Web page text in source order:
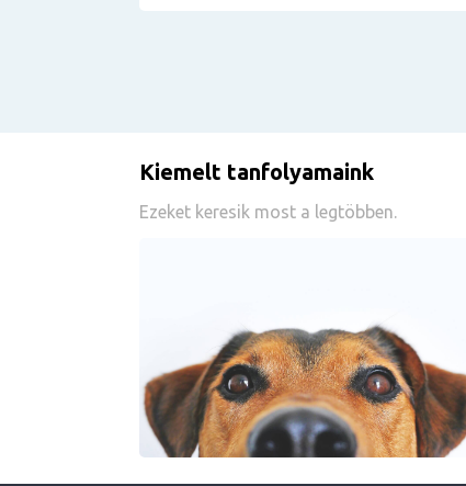
Kiemelt tanfolyamaink
Ezeket keresik most a legtöbben.